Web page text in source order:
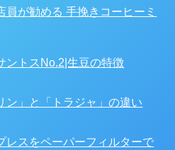
員が勧める 手挽きコーヒーミ
ントスNo.2|生豆の特徴
ン」と「トラジャ」の違い
レスをペーパーフィルターで